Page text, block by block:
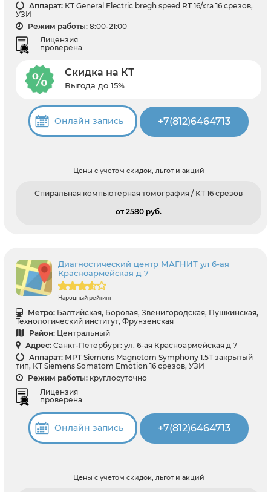
Аппарат: КТ General Electric bregh speed RT 16/xra 16 срезов,
УЗИ
Режим работы: 8:00-21:00
Лицензия
проверена
Скидка на КТ
Выгода до 15%
Онлайн запись +7(812)6464713
Цены с учетом скидок, льгот и акций
Спиральная компьютерная томография / КТ 16 срезов
от 2580 pуб.
Диагностический центр МАГНИТ ул 6-ая
Красноармейская д 7
Народный рейтинг
Метро: Балтийская, Боровая, Звенигородская, Пушкинская,
Технологический институт, Фрунзенская
Район: Центральный
Адрес: Санкт-Петербург: ул. 6-ая Красноармейская д 7
Аппарат: МРТ Siemens Magnetom Symphony 1.5T закрытый
тип, КТ Siemens Somatom Emotion 16 срезов, УЗИ
Режим работы: круглосуточно
Лицензия
проверена
Онлайн запись +7(812)6464713
Цены с учетом скидок, льгот и акций